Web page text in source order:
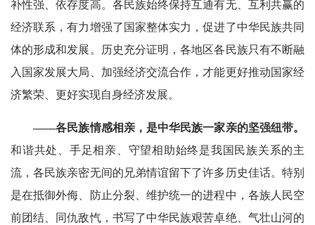
补性强、依存度高。各民族始终保持互通有无、互利共赢的
经济联系，有力增强了国家整体实力，促进了中华民族共同
体的形成和发展。历史充分证明，各地区各民族只有不断融
入国家发展大局、加强经济交流合作，才能更好推动国家经
济繁荣、更好实现自身经济发展。
——各民族情感相亲，是中华民族一家亲的坚强纽带。
和谐共处、手足相亲、守望相助始终是我国民族关系的主
流，各民族亲密无间的兄弟情谊留下了许多历史佳话。特别
是在抵御外侮、防止分裂、维护统一的进程中，各族人民空
前团结、同仇敌忾，书写了中华民族艰苦卓绝、气壮山河的